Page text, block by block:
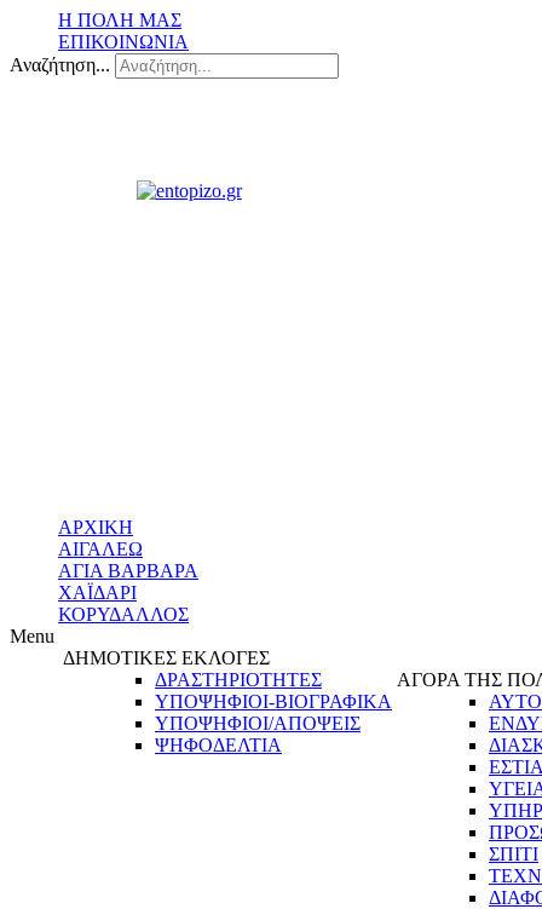
Η ΠΟΛΗ ΜΑΣ
ΕΠΙΚΟΙΝΩΝΙΑ
Αναζήτηση...
ΑΡΧΙΚΗ
ΑΙΓΑΛΕΩ
ΑΓΙΑ ΒΑΡΒΑΡΑ
ΧΑΪΔΑΡΙ
ΚΟΡΥΔΑΛΛΟΣ
Menu
ΔΗΜΟΤΙΚΕΣ ΕΚΛΟΓΕΣ
ΔΡΑΣΤΗΡΙΟΤΗΤΕΣ
ΥΠΟΨΗΦΙΟΙ-ΒΙΟΓΡΑΦΙΚΑ
ΥΠΟΨΗΦΙΟΙ/ΑΠΟΨΕΙΣ
ΨΗΦΟΔΕΛΤΙΑ
ΑΓΟΡΑ ΤΗΣ
ΣΠΙΤΙ